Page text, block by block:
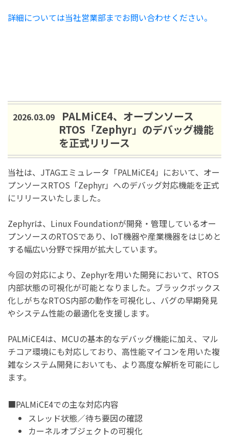
詳細については当社営業部までお問い合わせください。
2026.03.09
PALMiCE4、オープンソース
RTOS「Zephyr」のデバッグ機能
を正式リリース
当社は、JTAGエミュレータ「PALMiCE4」において、オー
プンソースRTOS「Zephyr」へのデバッグ対応機能を正式
にリリースいたしました。
Zephyrは、Linux Foundationが開発・管理しているオー
プンソースのRTOSであり、IoT機器や産業機器をはじめと
する幅広い分野で採用が拡大しています。
今回の対応により、Zephyrを用いた開発において、RTOS
内部状態の可視化が可能となりました。ブラックボックス
化しがちなRTOS内部の動作を可視化し、バグの早期発見
やシステム性能の最適化を支援します。
PALMiCE4は、MCUの基本的なデバッグ機能に加え、マル
チコア環境にも対応しており、高性能マイコンを用いた複
雑なシステム開発においても、より高度な解析を可能にし
ます。
■PALMiCE4での主な対応内容
スレッド状態／待ち要因の確認
カーネルオブジェクトの可視化